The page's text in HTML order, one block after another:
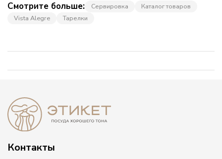
Смотрите больше: Сервировка
Каталог товаров
Vista Alegre
Тарелки
Контакты